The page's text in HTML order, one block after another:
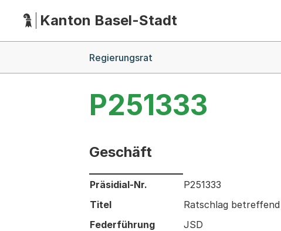
HauptnavigationKanton Basel-Stadt
Regierungsrat
P251333
Geschäft
Informationen zum Ausgewählten Geschäft
Präsidial-Nr.
P251333
Titel
Ratschlag
Federführung
JSD